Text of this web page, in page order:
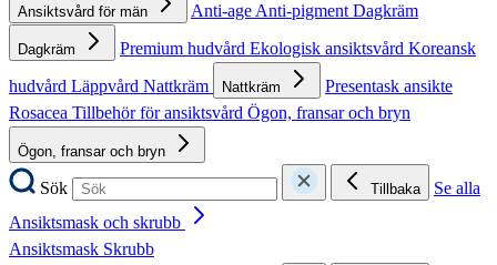
Ansiktsvård för män Anti-ageAnti-pigmentDagkräm
Dagkräm Premium hudvård Ekologisk ansiktsvård Koreansk
hudvård Läppvård Nattkräm Nattkräm
Presentask ansikte
Rosacea Tillbehör för ansiktsvård Ögon, fransar och bryn
Ögon, fransar och bryn
Sök Tillbaka
Se alla
Ansiktsmask och skrubb
Ansiktsmask Skrubb